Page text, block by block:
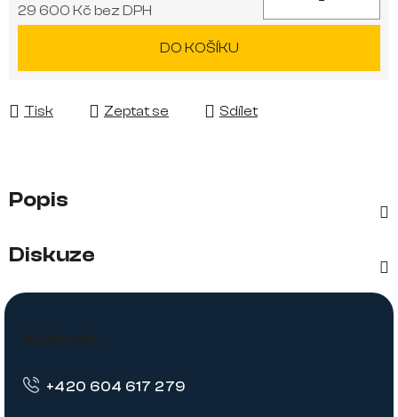
29 600 Kč bez DPH
DO KOŠÍKU
Tisk Zeptat se Sdílet
Popis
Diskuze
Z
Kontakt
+420 604 617 279